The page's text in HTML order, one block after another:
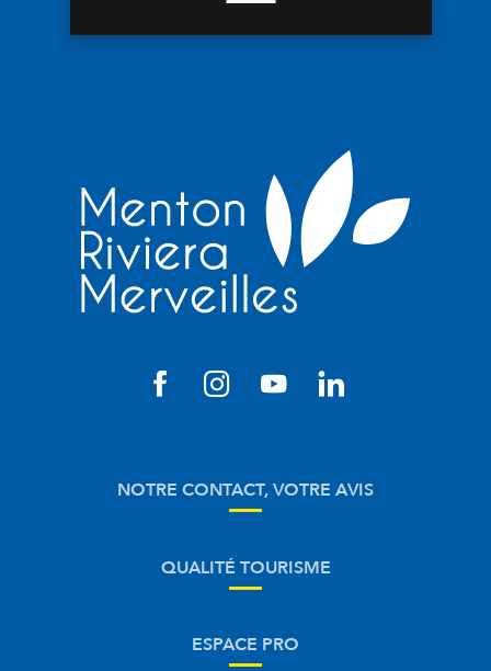
NOTRE CONTACT, VOTRE AVIS
QUALITÉ TOURISME
ESPACE PRO